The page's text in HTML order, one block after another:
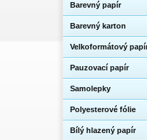
Barevný papír
Barevný karton
Velkoformátový
Pauzovací papír
Samolepky
Polyesterové fólie
Bílý hlazený papír